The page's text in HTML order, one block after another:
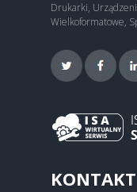
Drukarki,
Wielkoformatowe,